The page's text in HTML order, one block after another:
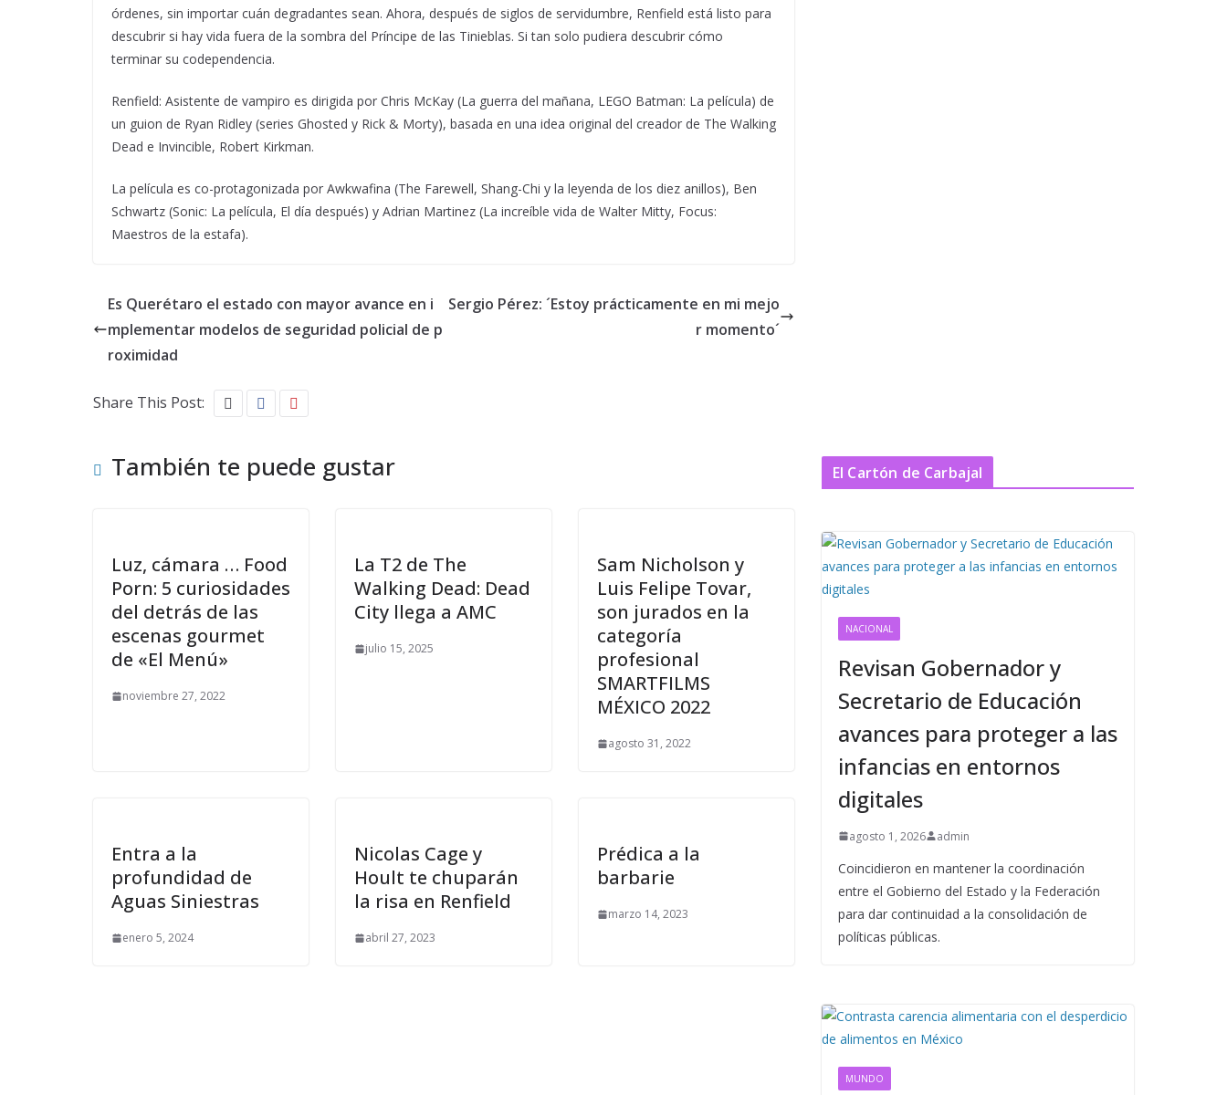
órdenes, sin importar cuán degradantes sean. Ahora, después de siglos de servidumbre, Renfield está listo para
descubrir si hay vida fuera de la sombra del Príncipe de las Tinieblas. Si tan solo pudiera descubrir cómo
terminar su codependencia.
Renfield: Asistente de vampiro es dirigida por Chris McKay (La guerra del mañana, LEGO Batman: La película) de
un guion de Ryan Ridley (series Ghosted y Rick & Morty), basada en una idea original del creador de The Walking
Dead e Invincible, Robert Kirkman.
La película es co-protagonizada por Awkwafina (The Farewell, Shang-Chi y la leyenda de los diez anillos), Ben
Schwartz (Sonic: La película, El día después) y Adrian Martinez (La increíble vida de Walter Mitty, Focus:
Maestros de la estafa).
Es Querétaro el estado con mayor avance en i
mplementar modelos de seguridad policial de p
roximidad
Sergio Pérez: ´Estoy prácticamente en mi mejo
r momento´
Share This Post:
También te puede gustar
Luz, cámara … Food
Porn: 5 curiosidades
del detrás de las
escenas gourmet
de «El Menú»
noviembre 27, 2022
La T2 de The
Walking Dead: Dead
City llega a AMC
julio 15, 2025
Sam Nicholson y
Luis Felipe Tovar,
son jurados en la
categoría
profesional
SMARTFILMS
MÉXICO 2022
agosto 31, 2022
Entra a la
profundidad de
Aguas Siniestras
enero 5, 2024
Nicolas Cage y
Hoult te chuparán
la risa en Renfield
abril 27, 2023
Prédica a la
barbarie
marzo 14, 2023
El Cartón de Carbajal
NACIONAL
Revisan Gobernador y
Secretario de Educación
avances para proteger a las
infancias en entornos
digitales
agosto 1, 2026 admin
Coincidieron en mantener la coordinación
entre el Gobierno del Estado y la Federación
para dar continuidad a la consolidación de
políticas públicas.
MUNDO